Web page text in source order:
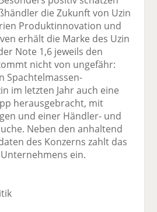
die Zukunft von Uzin
Produktinnovation und
erhält die Marke des Uzin
Note 1,6 jeweils den
nicht von ungefähr:
Spachtelmassen-
im letzten Jahr auch eine
herausgebracht, mit
und einer Händler- und
Neben den anhaltend
des Konzerns zahlt das
ein.